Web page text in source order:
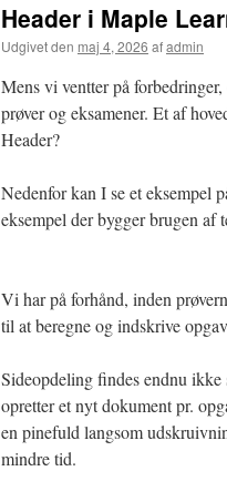
Header i Maple
Udgivet den maj 4, 2026 afadmin
Mens vi ventter på
prøver og eksamener. Et af
Header?
Nedenfor kan I se et eksempel
eksempel der bygger brugen
Vi har på forhånd, inden
til at beregne og indskrive
Sideopdeling findes endnu
opretter et nyt dokument pr.
en pinefuld langsom
mindre tid.